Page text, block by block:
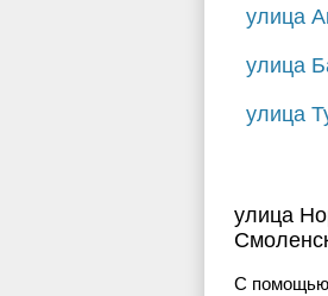
улица
улица
улица
улица
С помощью